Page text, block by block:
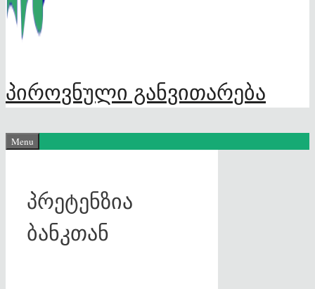
პიროვნული განვითარება
Menu
პრეტენზია
ბანკთან